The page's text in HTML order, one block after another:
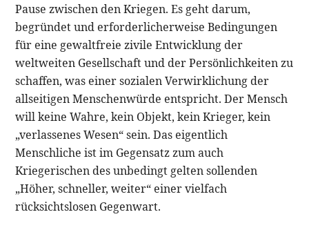
Pause zwischen den Kriegen. Es geht darum,
begründet und erforderlicherweise Bedingungen
für eine gewaltfreie zivile Entwicklung der
weltweiten Gesellschaft und der Persönlichkeiten zu
schaffen, was einer sozialen Verwirklichung der
allseitigen Menschenwürde entspricht. Der Mensch
will keine Wahre, kein Objekt, kein Krieger, kein
„verlassenes Wesen“ sein. Das eigentlich
Menschliche ist im Gegensatz zum auch
Kriegerischen des unbedingt gelten sollenden
„Höher, schneller, weiter“ einer vielfach
rücksichtslosen Gegenwart.